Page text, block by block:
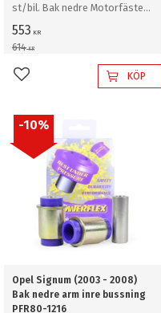
st/bil. Bak nedre Motorfäste
insats
553 KR
614KR
Lägg till i favoriterKÖP
Opel Signum (2003 - 2008)
Bak nedre arm inre bussning
PFR80-1216
10%